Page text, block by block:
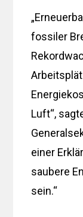
fossiler
Luft“,
einer
saubere
sein.“